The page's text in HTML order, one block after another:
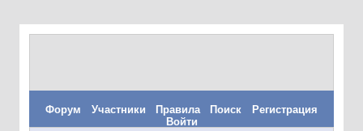
Форум Участники Правила Поиск
Регистрация
Войти